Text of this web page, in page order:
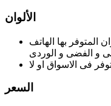
الألوان
المتوفر بها الهاتف
و الفضى و الوردى
فى الاسواق او لا
السعر